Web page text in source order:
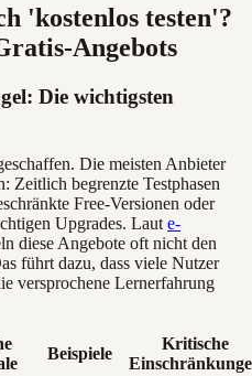
'kostenlos testen'?
Angebots
Die wichtigsten
Die meisten Anbieter
Zeitlich begrenzte Testphasen
Free-Versionen oder
Upgrades. Laut e-
diese Angebote oft nicht den
führt dazu, dass viele Nutzer
versprochene Lernerfahrung
Beispiele
Kritische